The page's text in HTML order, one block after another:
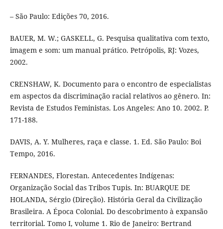
– São Paulo: Edições 70, 2016.
BAUER, M. W.; GASKELL, G. Pesquisa qualitativa com texto,
imagem e som: um manual prático. Petrópolis, RJ: Vozes,
2002.
CRENSHAW, K. Documento para o encontro de especialistas
em aspectos da discriminação racial relativos ao gênero. In:
Revista de Estudos Feministas. Los Angeles: Ano 10. 2002. P.
171-188.
DAVIS, A. Y. Mulheres, raça e classe. 1. Ed. São Paulo: Boi
Tempo, 2016.
FERNANDES, Florestan. Antecedentes Indígenas:
Organização Social das Tribos Tupis. In: BUARQUE DE
HOLANDA, Sérgio (Direção). História Geral da Civilização
Brasileira. A Época Colonial. Do descobrimento à expansão
territorial. Tomo I, volume 1. Rio de Janeiro: Bertrand